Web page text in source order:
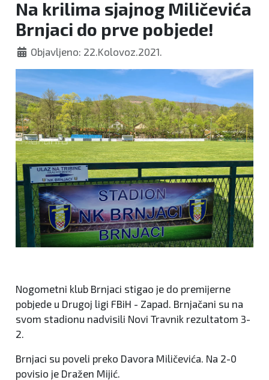
Na krilima sjajnog Miličevića
Brnjaci do prve pobjede!
Objavljeno: 22.Kolovoz.2021.
Nogometni klub Brnjaci stigao je do premijerne
pobjede u Drugoj ligi FBiH - Zapad. Brnjačani su na
svom stadionu nadvisili Novi Travnik rezultatom 3-
2.
Brnjaci su poveli preko Davora Miličevića. Na 2-0
povisio je Dražen Mijić.